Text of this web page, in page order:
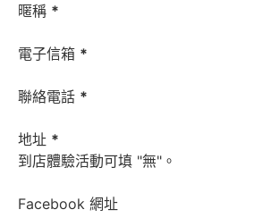
暱稱 *
電子信箱 *
聯絡電話 *
地址 *
到店體驗活動可填 "無"。
Facebook 網址